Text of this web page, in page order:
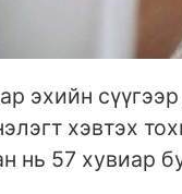
эхийн
хэвтэх
нь 57 хувиар